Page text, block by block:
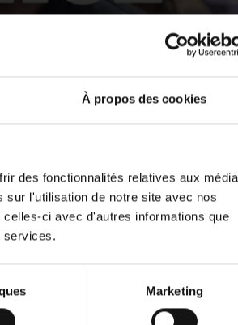
À propos des cookies
des fonctionnalités relatives aux
sur l'utilisation de notre site avec nos
ci avec d'autres informations que
services.
Marketing
de votre Grill
de 100 000 participants enthousiastes
dans l’un de nos locaux de la Grill